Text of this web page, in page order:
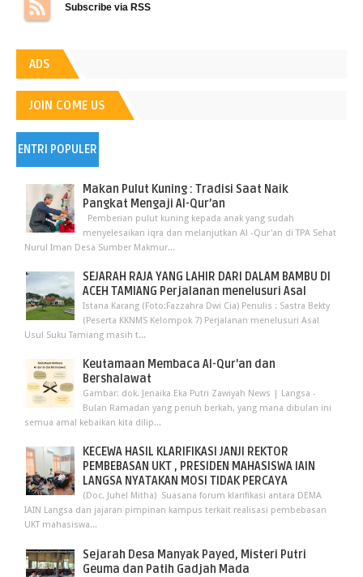
Subscribe via RSS
ADS
JOIN COME US
ENTRI POPULER
Makan Pulut Kuning : Tradisi Saat Naik
Pangkat Mengaji Al-Qur’an
Pemberian pulut kuning kepada anak yang sudah
menyelesaikan iqra dan melanjutkan Al -Qur'an di TPA Sehat
Nurul Iman Desa Sumber Makmur...
SEJARAH RAJA YANG LAHIR DARI DALAM BAMBU DI
ACEH TAMIANG Perjalanan menelusuri Asal
Istana Karang (Foto:Fazzahra Dwi Cia) Penulis : Sastra Bekty
(Peserta KKNMS Kelompok 7) Perjalanan menelusuri Asal
Usul Suku Tamiang masih t...
Keutamaan Membaca Al-Qur'an dan
Bershalawat
Gambar: dok. Jenaika Eka Putri Zawiyah News | Langsa -
Bulan Ramadan yang penuh berkah, yang mana dibulan ini
semua amal kebaikan kita dilip...
KECEWA HASIL KLARIFIKASI JANJI REKTOR
PEMBEBASAN UKT , PRESIDEN MAHASISWA IAIN
LANGSA NYATAKAN MOSI TIDAK PERCAYA
(Doc. Juhel Mitha) Suasana forum klarifikasi antara DEMA
IAIN Langsa dan jajaran pimpinan kampus terkait realisasi pembebasan
UKT mahasiswa...
Sejarah Desa Manyak Payed, Misteri Putri
Geuma dan Patih Gadjah Mada